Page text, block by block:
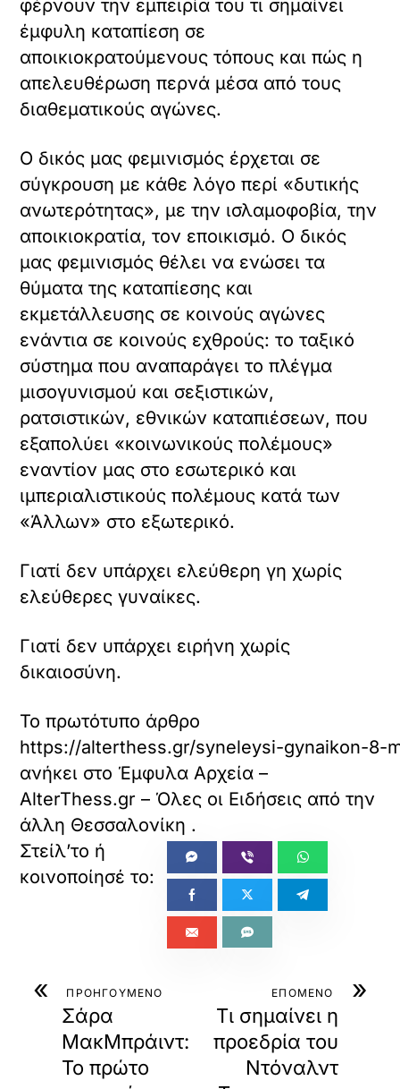
φέρνουν την εμπειρία του τι σημαίνει
έμφυλη καταπίεση σε
αποικιοκρατούμενους τόπους και πώς η
απελευθέρωση περνά μέσα από τους
διαθεματικούς αγώνες.
Ο δικός μας φεμινισμός έρχεται σε
σύγκρουση με κάθε λόγο περί «δυτικής
ανωτερότητας», με την ισλαμοφοβία, την
αποικιοκρατία, τον εποικισμό. Ο δικός
μας φεμινισμός θέλει να ενώσει τα
θύματα της καταπίεσης και
εκμετάλλευσης σε κοινούς αγώνες
ενάντια σε κοινούς εχθρούς: το ταξικό
σύστημα που αναπαράγει το πλέγμα
μισογυνισμού και σεξιστικών,
ρατσιστικών, εθνικών καταπιέσεων, που
εξαπολύει «κοινωνικούς πολέμους»
εναντίον μας στο εσωτερικό και
ιμπεριαλιστικούς πολέμους κατά των
«Άλλων» στο εξωτερικό.
Γιατί δεν υπάρχει ελεύθερη γη χωρίς
ελεύθερες γυναίκες.
Γιατί δεν υπάρχει ειρήνη χωρίς
δικαιοσύνη.
Το πρωτότυπο άρθρο
https://alterthess.gr/syneleysi-gynaikon-8-
ανήκει στο Έμφυλα Αρχεία –
AlterThess.gr – Όλες οι Ειδήσεις από την
άλλη Θεσσαλονίκη .
« ΠΡΟΗΓΟΥΜΕΝΟ
Σάρα
ΜακΜπράιντ:
Το πρώτο
»
ΕΠΟΜΕΝΟ
Τι σημαίνει η
προεδρία του
Ντόναλντ